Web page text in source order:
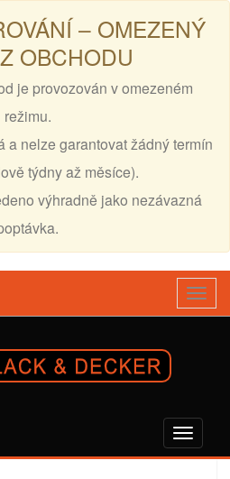
– OMEZENÝ
OBCHODU
je provozován v omezeném
režimu.
a nelze garantovat žádný termín
týdny až měsíce).
výhradně jako nezávazná